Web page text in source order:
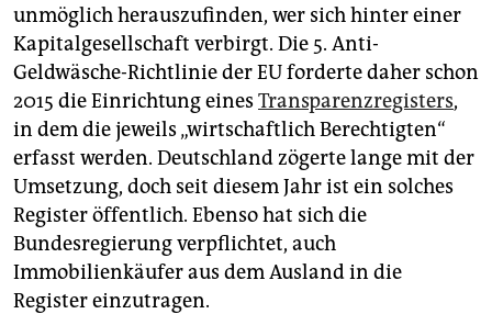
unmöglich herauszufinden, wer sich hinter einer
Kapitalgesellschaft verbirgt. Die 5. Anti-
Geldwäsche-Richtlinie der EU forderte daher schon
2015 die Einrichtung eines Transparenzregisters,
in dem die jeweils „wirtschaftlich Berechtigten“
erfasst werden. Deutschland zögerte lange mit der
Umsetzung, doch seit diesem Jahr ist ein solches
Register öffentlich. Ebenso hat sich die
Bundesregierung verpflichtet, auch
Immobilienkäufer aus dem Ausland in die
Register einzutragen.